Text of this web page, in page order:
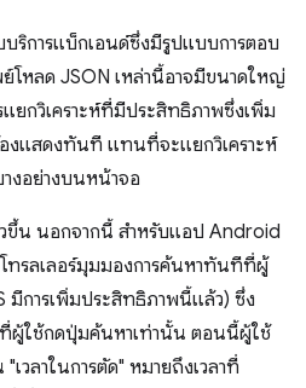
ริการแบ็กเอนด์ซึ่งมีรูปแบบการตอบ
โหลด JSON เหล่านี้อาจมีขนาดใหญ่
ยกวิเคราะห์ที่มีประสิทธิภาพซึ่งเพิ่ม
งแสดงทันที แทนที่จะแยกวิเคราะห์
งอย่างบนหน้าจอ
ขึ้น นอกจากนี้ สําหรับแอป Android
ทรลเลอร์มุมมองการค้นหาทันทีที่ผู้
มีการเพิ่มประสิทธิภาพนี้แล้ว) ซึ่ง
ผู้ใช้กดปุ่มค้นหาเท่านั้น ตอนนี้ผู้ใช้
เวลาในการตัด" หมายถึงเวลาที่